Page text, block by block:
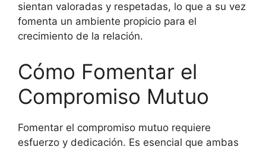
sientan valoradas y respetadas, lo que a su vez
fomenta un ambiente propicio para el
crecimiento de la relación.
Cómo Fomentar el
Compromiso Mutuo
Fomentar el compromiso mutuo requiere
esfuerzo y dedicación. Es esencial que ambas